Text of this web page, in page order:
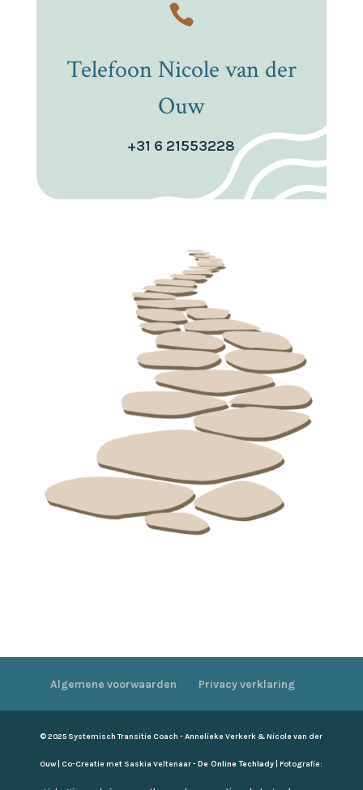

Telefoon Nicole van der
Ouw
+31 6 21553228
Algemene voorwaarden Privacy verklaring
© 2025 Systemisch Transitie Coach - Annelieke Verkerk & Nicole van der
Ouw | Co-Creatie met Saskia Veltenaar - De Online Techlady | Fotografie: